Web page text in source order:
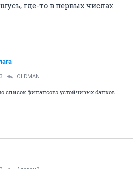
где-то в первых числах
OLDMAN
список финансово устойчивых банков